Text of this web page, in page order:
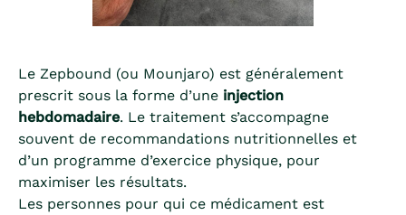
Le Zepbound (ou Mounjaro) est généralement
prescrit sous la forme d’une injection
hebdomadaire. Le traitement s’accompagne
souvent de recommandations nutritionnelles et
d’un programme d’exercice physique, pour
maximiser les résultats.
Les personnes pour qui ce médicament est